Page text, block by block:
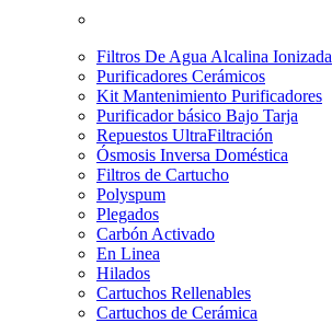
Filtros De Agua Alcalina Ionizada
Purificadores Cerámicos
Kit Mantenimiento Purificadores
Purificador básico Bajo Tarja
Repuestos UltraFiltración
Ósmosis Inversa Doméstica
Filtros de Cartucho
Polyspum
Plegados
Carbón Activado
En Linea
Hilados
Cartuchos Rellenables
Cartuchos de Cerámica